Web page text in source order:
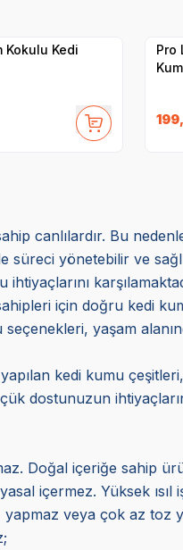
Kokulu Kedi
Pro
canlılardır. Bu
yönetebilir ve
için doğru kedi
yaşam
kedi kumu
dostunuzun
Doğal içeriğe sahip
içermez. Yüksek
veya çok az toz